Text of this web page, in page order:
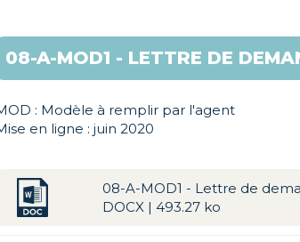
08-A-MOD1 - LETTRE DE
: Modèle à remplir par l'agent
en ligne : juin 2020
08-A-MOD1 - Lettre de
DOCX | 493.27 ko